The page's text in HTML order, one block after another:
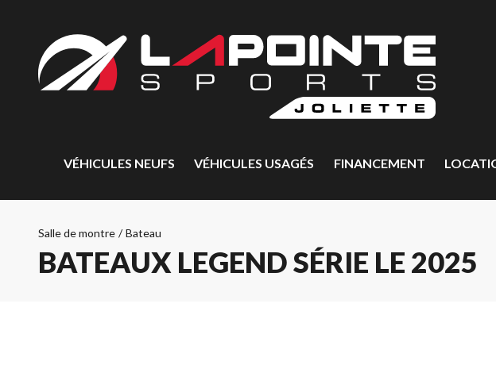
VÉHICULES NEUFS VÉHICULES USAGÉS FINANCEMENT
Salle de montre / Bateau
BATEAUX LEGEND SÉRIE LE 2025